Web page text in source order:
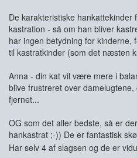
De karakteristiske
kastration - så om han bliver
har ingen betydning for
til kastratkinder (som det næsten
Anna - din kat vil være mere i
blive frustreret over
fjernet...
OG som det aller bedste, så er
hankastrat ;-)) De er fantastisk
Har selv 4 af slagsen og de er